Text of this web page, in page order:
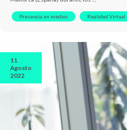
Presencia en medios Realidad Virtual
11
Agosto
2022